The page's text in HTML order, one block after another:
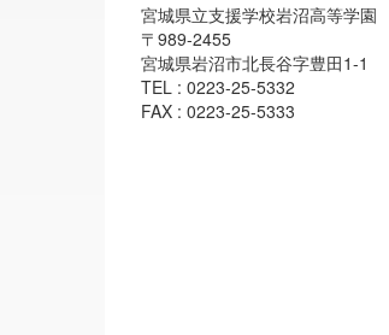
宮城県立支援学校岩沼高等学園
〒989-2455
宮城県岩沼市北長谷字豊田1-1
TEL : 0223-25-5332
FAX : 0223-25-5333